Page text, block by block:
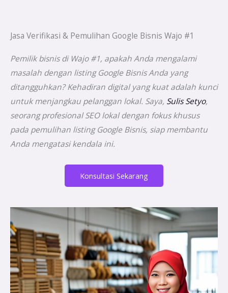
Jasa Verifikasi & Pemulihan Google Bisnis Wajo #1
Pemilik bisnis di Wajo #1, apakah Anda mengalami
masalah dengan listing Google Bisnis Anda yang
ditangguhkan? Kehadiran digital yang kuat adalah kunci
untuk menjangkau pelanggan lokal. Saya, Sulis Setyo,
seorang profesional SEO lokal dengan fokus khusus
pada pemulihan listing Google Bisnis, siap membantu
Anda mengatasi kendala ini.
Konsultasi Sekarang